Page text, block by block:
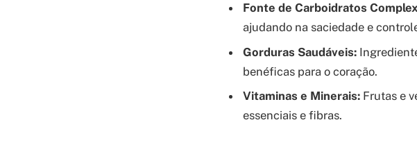
Fonte de Carboidratos
ajudando na saciedade e
Gorduras Saudáveis:
benéficas para o coração.
Vitaminas e Minerais: Frutas e
essenciais e fibras.